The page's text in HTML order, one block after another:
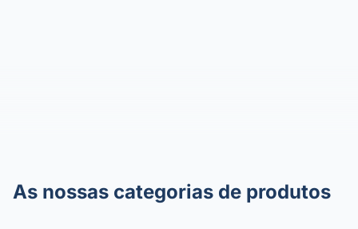
As nossas categorias de produtos